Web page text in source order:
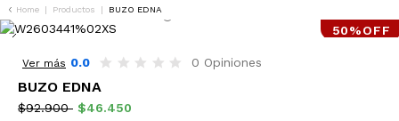
Home | Productos | BUZO EDNA
50%OFF
Ver más 0.0 0 Opiniones
BUZO EDNA
$92.900 $46.450